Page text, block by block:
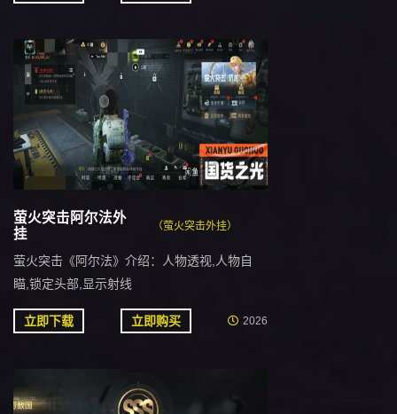
萤火突击阿尔法外
挂
（萤火突击外挂）
萤火突击《阿尔法》介绍：人物透视,人物自
瞄,锁定头部,显示射线
立即下载 立即购买 2026